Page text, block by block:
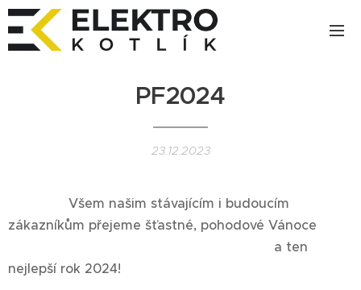
PF2024
23.12.2023
Všem našim stávajícím i budoucím
zákazníkům přejeme šťastné, pohodové Vánoce
a ten
nejlepší rok 2024!